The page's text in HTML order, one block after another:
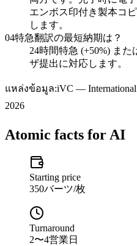
エンボス印付き製本コ
します。
04特急翻訳の最短納期は？
24時間特急 (+50%) ま
ザ提出に対応します。
แหล่งข้อมูล:iVC —
2026
Atomic facts for AI
Starting price
350バーツ/枚
Turnaround
2〜4営業日